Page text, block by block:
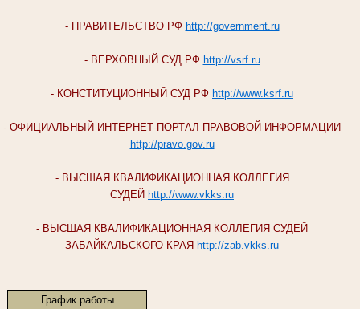
- ПРАВИТЕЛЬСТВО РФ http://government.ru
- ВЕРХОВНЫЙ СУД РФ http://vsrf.ru
- КОНСТИТУЦИОННЫЙ СУД РФ http://www.ksrf.ru
- ОФИЦИАЛЬНЫЙ ИНТЕРНЕТ-ПОРТАЛ ПРАВОВОЙ ИНФОРМАЦИИ
http://pravo.gov.ru
- ВЫСШАЯ КВАЛИФИКАЦИОННАЯ КОЛЛЕГИЯ
СУДЕЙ http://www.vkks.ru
- ВЫСШАЯ КВАЛИФИКАЦИОННАЯ КОЛЛЕГИЯ СУДЕЙ
ЗАБАЙКАЛЬСКОГО КРАЯ http://zab.vkks.ru
График работы